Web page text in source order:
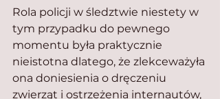
Rola policji w śledztwie niestety w
tym przypadku do pewnego
momentu była praktycznie
nieistotna dlatego, że zlekceważyła
ona doniesienia o dręczeniu
zwierząt i ostrzeżenia internautów,